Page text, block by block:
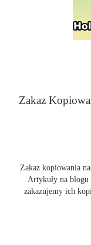
Zakaz
Zakaz kopiowania
Artykuły na blogu
zakazujemy ich